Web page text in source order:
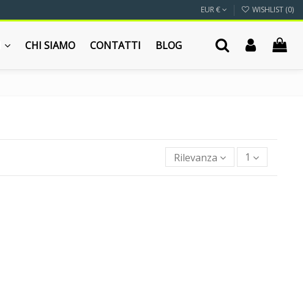
EUR € WISHLIST (0)
CHI SIAMO CONTATTI BLOG
Rilevanza 1